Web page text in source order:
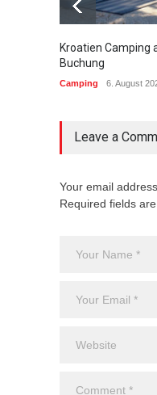
Kroatien Camping
Buchung
Camping 6. August
Leave a
Your email
Required fields